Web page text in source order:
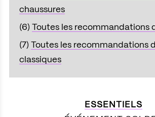
chaussures
(6) Toutes les recommandations
(7) Toutes les recommandations
classiques
ESSENTIELS